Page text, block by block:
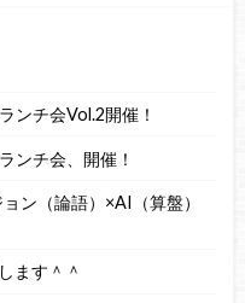
ンチ会Vol.2開催！
ンチ会、開催！
ン（論語）×AI（算盤）
ます＾＾